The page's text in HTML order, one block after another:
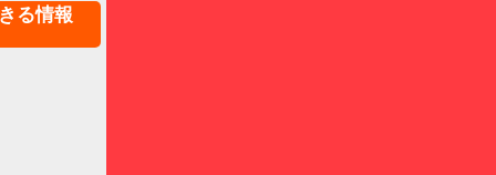
る情報